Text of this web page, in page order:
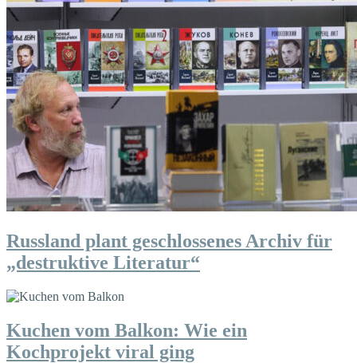
Russland plant geschlossenes Archiv für
„destruktive Literatur“
Kuchen vom Balkon: Wie ein
Kochprojekt viral ging